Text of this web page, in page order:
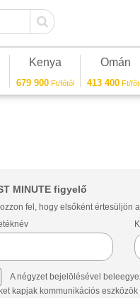
Kenya
679 900Ft/főtől
Omán
413 400Ft/
MINUTE figyelő
fel, hogy elsőként értesüljön
A négyzet bejelölésével
kapjak kommunikációs